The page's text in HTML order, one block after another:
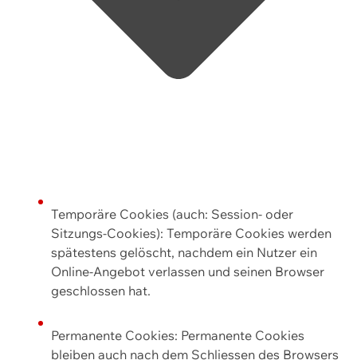
Temporäre Cookies (auch: Session- oder
Sitzungs-Cookies): Temporäre Cookies werden
spätestens gelöscht, nachdem ein Nutzer ein
Online-Angebot verlassen und seinen Browser
geschlossen hat.
Permanente Cookies: Permanente Cookies
bleiben auch nach dem Schliessen des Browsers